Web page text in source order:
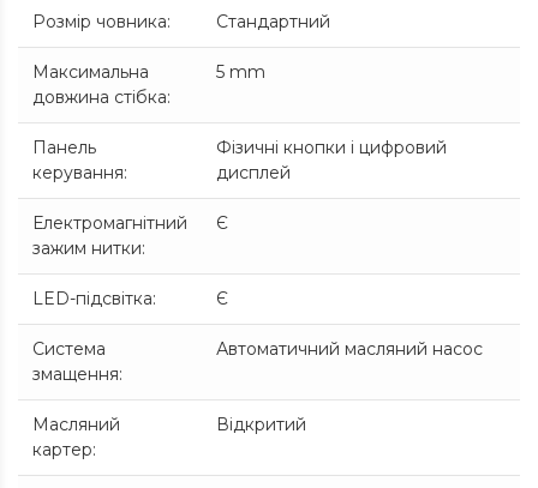
Розмір човника: Стандартний
Максимальна
довжина стібка:
5 mm
Панель
керування:
Фізичні кнопки і цифровий
дисплей
Електромагнітний
зажим нитки:
Є
LED-підсвітка: Є
Система
змащення:
Автоматичний масляний насос
Масляний
картер:
Відкритий